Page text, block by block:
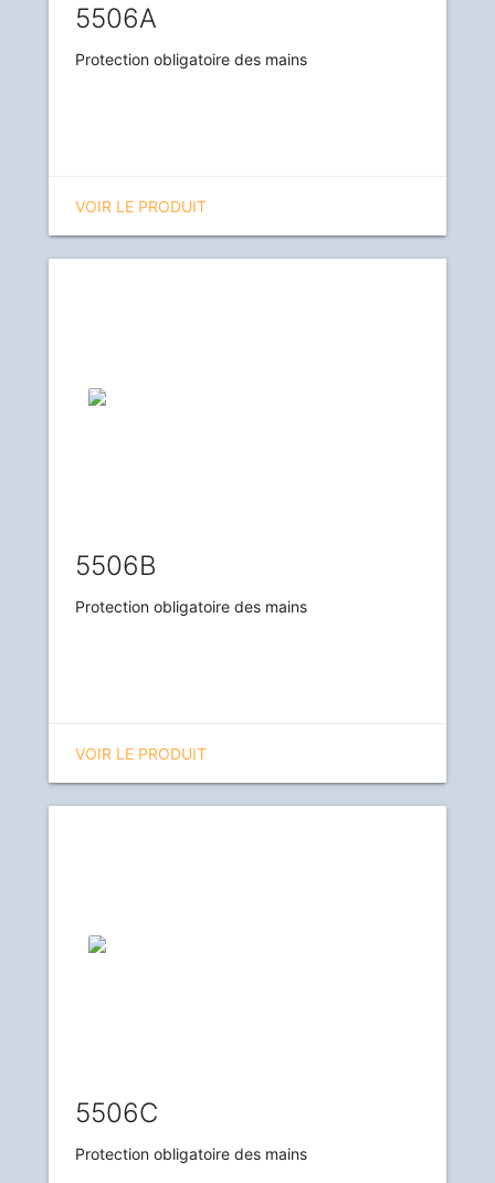
5506A
Protection obligatoire des mains
VOIR LE PRODUIT
5506B
Protection obligatoire des mains
VOIR LE PRODUIT
5506C
Protection obligatoire des mains